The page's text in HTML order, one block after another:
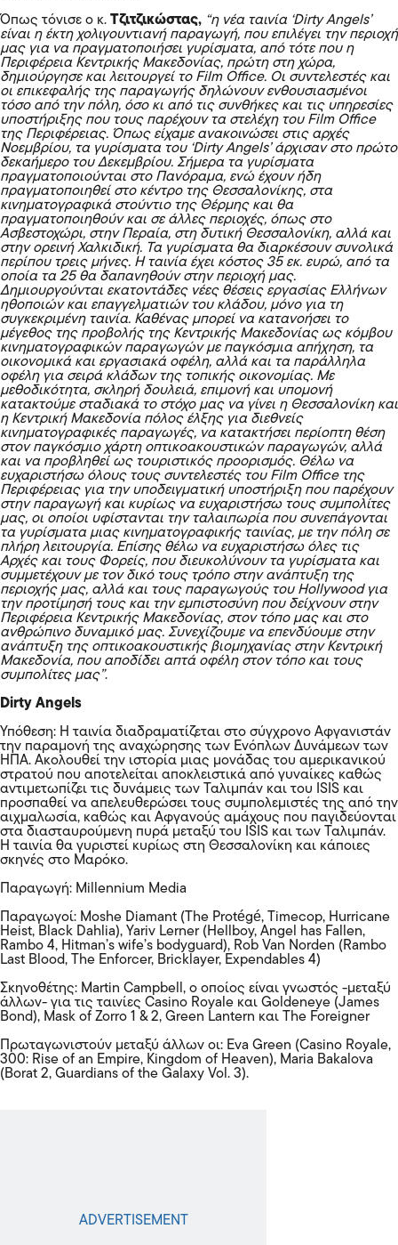
Όπως τόνισε ο κ. Τζιτζικώστας, “η νέα ταινία ‘Dirty Angels’
είναι η έκτη χολιγουντιανή παραγωγή, που επιλέγει την περιοχή
μας για να πραγματοποιήσει γυρίσματα, από τότε που η
Περιφέρεια Κεντρικής Μακεδονίας, πρώτη στη χώρα,
δημιούργησε και λειτουργεί το Film Office. Οι συντελεστές και
οι επικεφαλής της παραγωγής δηλώνουν ενθουσιασμένοι
τόσο από την πόλη, όσο κι από τις συνθήκες και τις υπηρεσίες
υποστήριξης που τους παρέχουν τα στελέχη του Film Office
της Περιφέρειας. Όπως είχαμε ανακοινώσει στις αρχές
Νοεμβρίου, τα γυρίσματα του ‘Dirty Angels’ άρχισαν στο πρώτο
δεκαήμερο του Δεκεμβρίου. Σήμερα τα γυρίσματα
πραγματοποιούνται στο Πανόραμα, ενώ έχουν ήδη
πραγματοποιηθεί στο κέντρο της Θεσσαλονίκης, στα
κινηματογραφικά στούντιο της Θέρμης και θα
πραγματοποιηθούν και σε άλλες περιοχές, όπως στο
Ασβεστοχώρι, στην Περαία, στη δυτική Θεσσαλονίκη, αλλά και
στην ορεινή Χαλκιδική. Τα γυρίσματα θα διαρκέσουν συνολικά
περίπου τρεις μήνες. Η ταινία έχει κόστος 35 εκ. ευρώ, από τα
οποία τα 25 θα δαπανηθούν στην περιοχή μας.
Δημιουργούνται εκατοντάδες νέες θέσεις εργασίας Ελλήνων
ηθοποιών και επαγγελματιών του κλάδου, μόνο για τη
συγκεκριμένη ταινία. Καθένας μπορεί να κατανοήσει το
μέγεθος της προβολής της Κεντρικής Μακεδονίας ως κόμβου
κινηματογραφικών παραγωγών με παγκόσμια απήχηση, τα
οικονομικά και εργασιακά οφέλη, αλλά και τα παράλληλα
οφέλη για σειρά κλάδων της τοπικής οικονομίας. Με
μεθοδικότητα, σκληρή δουλειά, επιμονή και υπομονή
κατακτούμε σταδιακά το στόχο μας να γίνει η Θεσσαλονίκη και
η Κεντρική Μακεδονία πόλος έλξης για διεθνείς
κινηματογραφικές παραγωγές, να κατακτήσει περίοπτη θέση
στον παγκόσμιο χάρτη οπτικοακουστικών παραγωγών, αλλά
και να προβληθεί ως τουριστικός προορισμός. Θέλω να
ευχαριστήσω όλους τους συντελεστές του Film Office της
Περιφέρειας για την υποδειγματική υποστήριξη που παρέχουν
στην παραγωγή και κυρίως να ευχαριστήσω τους συμπολίτες
μας, οι οποίοι υφίστανται την ταλαιπωρία που συνεπάγονται
τα γυρίσματα μιας κινηματογραφικής ταινίας, με την πόλη σε
πλήρη λειτουργία. Επίσης θέλω να ευχαριστήσω όλες τις
Αρχές και τους Φορείς, που διευκολύνουν τα γυρίσματα και
συμμετέχουν με τον δικό τους τρόπο στην ανάπτυξη της
περιοχής μας, αλλά και τους παραγωγούς του Hollywood για
την προτίμησή τους και την εμπιστοσύνη που δείχνουν στην
Περιφέρεια Κεντρικής Μακεδονίας, στον τόπο μας και στο
ανθρώπινο δυναμικό μας. Συνεχίζουμε να επενδύουμε στην
ανάπτυξη της οπτικοακουστικής βιομηχανίας στην Κεντρική
Μακεδονία, που αποδίδει απτά οφέλη στον τόπο και τους
συμπολίτες μας”.
Dirty Angels
Υπόθεση: Η ταινία διαδραματίζεται στο σύγχρονο Αφγανιστάν
την παραμονή της αναχώρησης των Ενόπλων Δυνάμεων των
ΗΠΑ. Ακολουθεί την ιστορία μιας μονάδας του αμερικανικού
στρατού που αποτελείται αποκλειστικά από γυναίκες καθώς
αντιμετωπίζει τις δυνάμεις των Ταλιμπάν και του ISIS και
προσπαθεί να απελευθερώσει τους συμπολεμιστές της από την
αιχμαλωσία, καθώς και Αφγανούς αμάχους που παγιδεύονται
στα διασταυρούμενη πυρά μεταξύ του ISIS και των Ταλιμπάν.
Η ταινία θα γυριστεί κυρίως στη Θεσσαλονίκη και κάποιες
σκηνές στο Μαρόκο.
Παραγωγή: Millennium Media
Παραγωγοί: Moshe Diamant (The Protégé, Timecop, Hurricane
Heist, Black Dahlia), Yariv Lerner (Hellboy, Angel has Fallen,
Rambo 4, Hitman’s wife’s bodyguard), Rob Van Norden (Rambo
Last Blood, The Enforcer, Bricklayer, Expendables 4)
Σκηνοθέτης: Martin Campbell, ο οποίος είναι γνωστός -μεταξύ
άλλων- για τις ταινίες Casino Royale και Goldeneye (James
Bond), Mask of Zorro 1 & 2, Green Lantern και The Foreigner
Πρωταγωνιστούν μεταξύ άλλων οι: Eva Green (Casino Royale,
300: Rise of an Empire, Kingdom of Heaven), Maria Bakalova
(Borat 2, Guardians of the Galaxy Vol. 3).